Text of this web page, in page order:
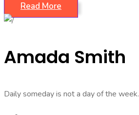
Read More
Amada Smith
Daily someday is not a day of the week.